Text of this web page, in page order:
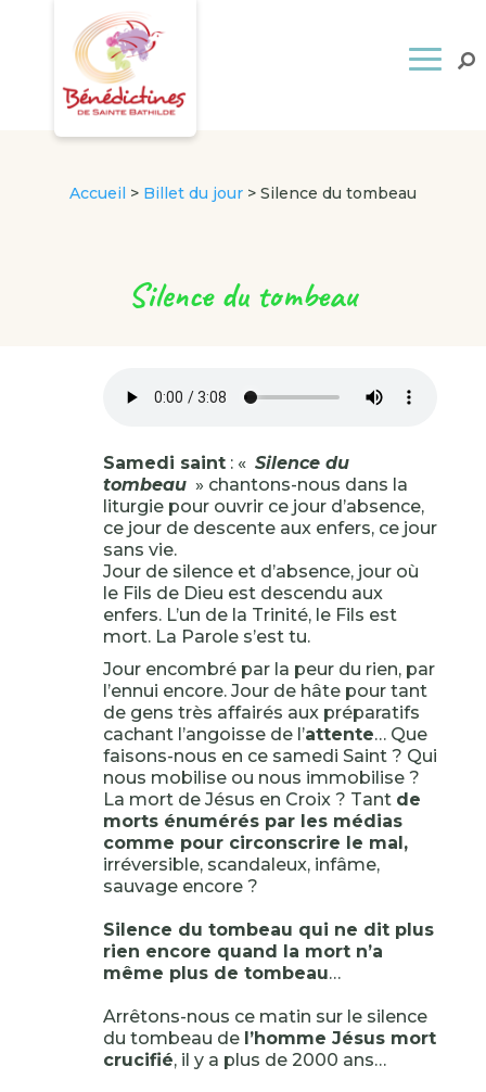
Accueil > Billet du jour> Silence du tombeau
Silence du tombeau
Samedi saint: « Silence du
tombeau » chantons-nous dans la
liturgie pour ouvrir ce jour d’absence,
ce jour de descente aux enfers, ce jour
sans vie.
Jour de silence et d’absence, jour où
le Fils de Dieu est descendu aux
enfers. L’un de la Trinité, le Fils est
mort. La Parole s’est tu.
Jour encombré par la peur du rien, par
l’ennui encore. Jour de hâte pour tant
de gens très affairés aux préparatifs
cachant l’angoisse de l’attente… Que
faisons-nous en ce samedi Saint ? Qui
nous mobilise ou nous immobilise ?
La mort de Jésus en Croix ? Tant de
morts énumérés par les médias
comme pour circonscrire le mal,
irréversible, scandaleux, infâme,
sauvage encore ?
Silence du tombeau qui ne dit plus
rien encore quand la mort n’a
même plus de tombeau…
Arrêtons-nous ce matin sur le silence
du tombeau de l’homme Jésus mort
crucifié, il y a plus de 2000 ans…